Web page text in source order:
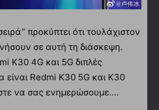
προκύπτει ότι τουλάχιστον
σε αυτή τη διάσκεψη.
K30 4G και 5G διπλές
είναι Redmi K30 5G και K30
να σας ενημερώσουμε….